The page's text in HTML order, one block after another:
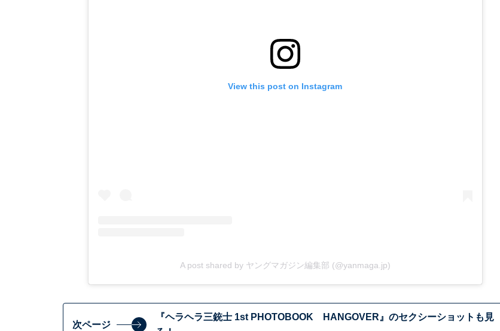
View this post on Instagram
A post shared by ヤングマガジン編集部 (@yanmaga.jp)
次ページ
『ヘラヘラ三銃士 1st PHOTOBOOK HANGOVER』のセクシーショットも見